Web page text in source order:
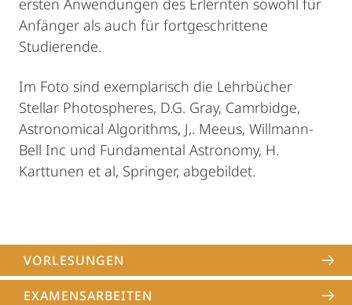
ersten Anwendungen des Erlernten sowohl für
Anfänger als auch für fortgeschrittene
Studierende.
Im Foto sind exemplarisch die Lehrbücher
Stellar Photospheres, D.G. Gray, Camrbidge,
Astronomical Algorithms, J,. Meeus, Willmann-
Bell Inc und Fundamental Astronomy, H.
Karttunen et al, Springer, abgebildet.
VORLESUNGEN
EXAMENSARBEITEN